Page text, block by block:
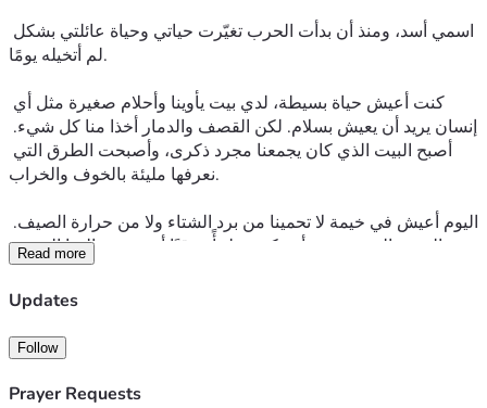
لم أتخيله يومًا.
نعرفها مليئة بالخوف والخراب.
الخيمة التي يفترض أن تكون ملجأً مؤقتًا أصبحت عالمنا الوحيد.
للبقاء. حتى النوم لم يعد راحة؛ فالحشرات أصبحت تشاركنا الخيمة،
تزاحمنا على مكان صغير نبحث فيه عن بعض الأمان. نعيش بين
الغبار والرطوبة والخوف، ونحاول أن نحافظ على كرامتنا رغم كل
Read more
Updates
Follow
Prayer Requests